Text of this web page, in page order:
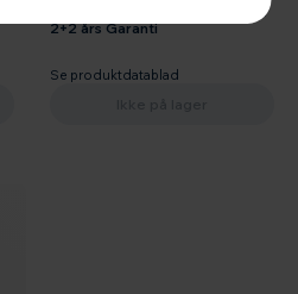
Opvaskemaskine SN65EX08CE
2+2 års Garanti
Se produktdatablad